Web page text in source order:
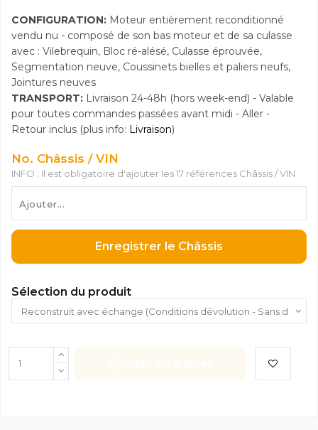
CONFIGURATION: Moteur entièrement reconditionné
vendu nu - composé de son bas moteur et de sa culasse
avec : Vilebrequin, Bloc ré-alésé, Culasse éprouvée,
Segmentation neuve, Coussinets bielles et paliers neufs,
Jointures neuves
TRANSPORT: Livraison 24-48h (hors week-end) - Valable
pour toutes commandes passées avant midi - Aller -
Retour inclus (plus info: Livraison)
No. Châssis / VIN
INFO : Il est obligatoire d'ajouter les 17 références Châssis / VIN
Enregistrer le Châssis
Sélection du produit